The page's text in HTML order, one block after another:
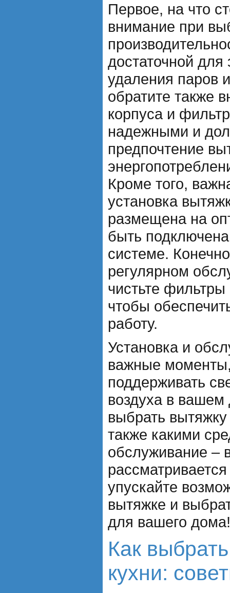
Первое, на что
внимание при
достаточной
удаления паров
обратите также
корпуса и
надежными и
предпочтение
Кроме того,
установка
размещена на
быть
системе.
регулярном
чистьте
чтобы
работу.
Установка и
важные
поддерживать
воздуха в
выбрать
также какими
обслуживание –
упускайте
вытяжке и
для вашего дома!
Как
кухни: